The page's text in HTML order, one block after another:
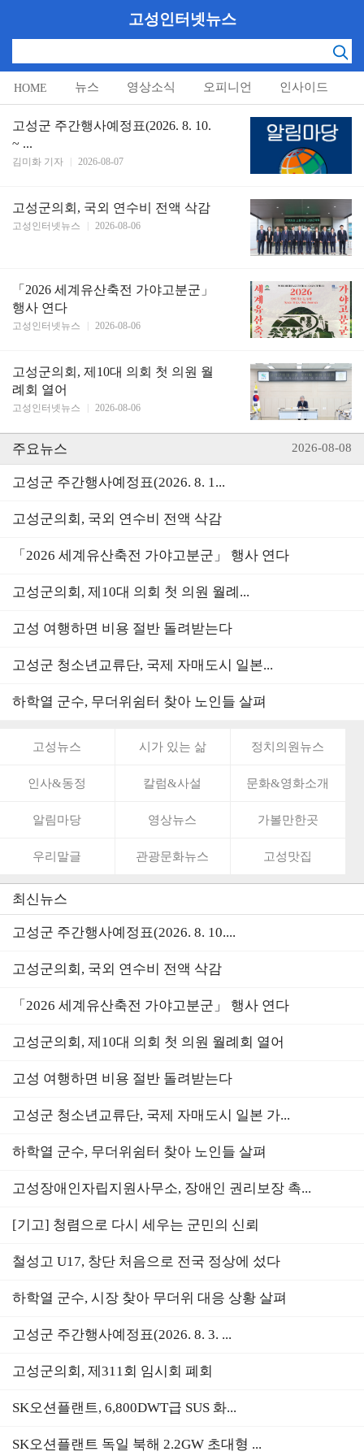
고성인터넷뉴스
HOME 뉴스 영상소식 오피니언 인사이드
알림마당
고성군 주간행사예정표(2026. 8. 10.
~ ...
김미화 기자 2026-08-07
고성군의회, 국외 연수비 전액 삭감
고성인터넷뉴스 2026-08-06
「2026 세계유산축전 가야고분군」
행사 연다
고성인터넷뉴스 2026-08-06
고성군의회, 제10대 의회 첫 의원 월
례회 열어
고성인터넷뉴스 2026-08-06
주요뉴스 2026-08-08
고성군 주간행사예정표(2026. 8. 1...
고성군의회, 국외 연수비 전액 삭감
「2026 세계유산축전 가야고분군」 행사 연다
고성군의회, 제10대 의회 첫 의원 월례...
고성 여행하면 비용 절반 돌려받는다
고성군 청소년교류단, 국제 자매도시 일본...
하학열 군수, 무더위쉼터 찾아 노인들 살펴
고성뉴스 시가 있는 삶 정치의원뉴스
인사&동정 칼럼&사설 문화&영화소개
알림마당 영상뉴스 가볼만한곳
우리말글 관광문화뉴스 고성맛집
최신뉴스
고성군 주간행사예정표(2026. 8. 10....
고성군의회, 국외 연수비 전액 삭감
「2026 세계유산축전 가야고분군」 행사 연다
고성군의회, 제10대 의회 첫 의원 월례회 열어
고성 여행하면 비용 절반 돌려받는다
고성군 청소년교류단, 국제 자매도시 일본 가...
하학열 군수, 무더위쉼터 찾아 노인들 살펴
고성장애인자립지원사무소, 장애인 권리보장 촉...
[기고] 청렴으로 다시 세우는 군민의 신뢰
철성고 U17, 창단 처음으로 전국 정상에 섰다
하학열 군수, 시장 찾아 무더위 대응 상황 살펴
고성군 주간행사예정표(2026. 8. 3. ...
고성군의회, 제311회 임시회 폐회
SK오션플랜트, 6,800DWT급 SUS 화...
SK오션플랜트 독일 북해 2.2GW 초대형 ...